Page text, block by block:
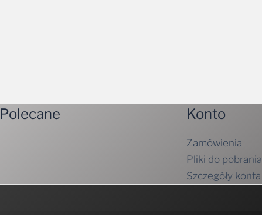
Polecane Konto
Zamówienia
Pliki do pobrania
Szczegóły konta